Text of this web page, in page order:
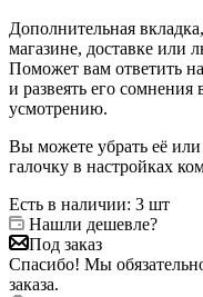
Дополнительная
магазине, доставке или
Поможет вам ответить
и развеять его
усмотрению.
Вы можете убрать её
галочку в настройках
Есть в наличии: 3 шт
Нашли дешевле?
Под заказ
Спасибо! Мы
заказа.